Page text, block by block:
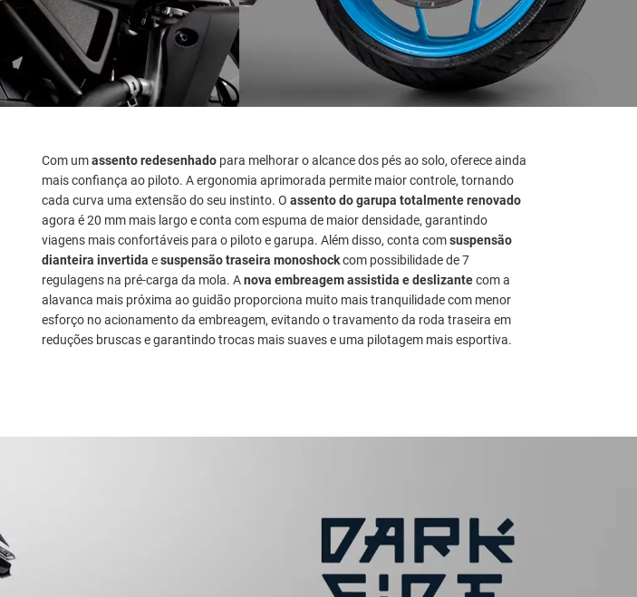
Com umassento redesenhado para melhorar o alcance dos pés ao solo, oferece ainda
mais confiança ao piloto. A ergonomia aprimorada permite maior controle, tornando
cada curva uma extensão do seu instinto. O assento do garupa totalmente renovado
agora é 20 mm mais largo e conta com espuma de maior densidade, garantindo
viagens mais confortáveis para o piloto e garupa. Além disso, conta comsuspensão
dianteira invertida esuspensão traseira monoshockcom possibilidade de 7
regulagens na pré-carga da mola. Anova embreagem assistida e deslizantecom a
alavanca mais próxima ao guidão proporciona muito mais tranquilidade com menor
esforço no acionamento da embreagem, evitando o travamento da roda traseira em
reduções bruscas e garantindo trocas mais suaves e uma pilotagem mais esportiva.